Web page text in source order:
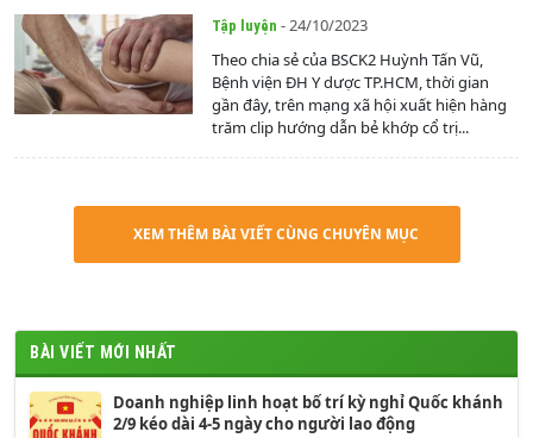
Tập luyện - 24/10/2023
Theo chia sẻ của BSCK2 Huỳnh Tấn Vũ,
Bệnh viện ĐH Y dược TP.HCM, thời gian
gần đây, trên mạng xã hội xuất hiện hàng
trăm clip hướng dẫn bẻ khớp cổ trị...
XEM THÊM BÀI VIẾT CÙNG CHUYÊN MỤC
BÀI VIẾT MỚI NHẤT
Doanh nghiệp linh hoạt bố trí kỳ nghỉ Quốc khánh
2/9 kéo dài 4-5 ngày cho người lao động